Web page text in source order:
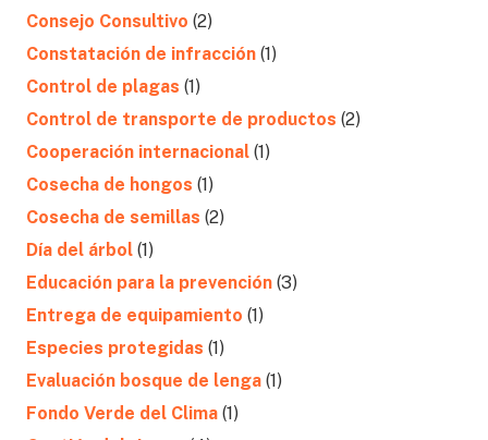
Consejo Consultivo (2)
Constatación de infracción (1)
Control de plagas (1)
Control de transporte de productos (2)
Cooperación internacional (1)
Cosecha de hongos (1)
Cosecha de semillas (2)
Día del árbol (1)
Educación para la prevención (3)
Entrega de equipamiento (1)
Especies protegidas (1)
Evaluación bosque de lenga (1)
Fondo Verde del Clima (1)